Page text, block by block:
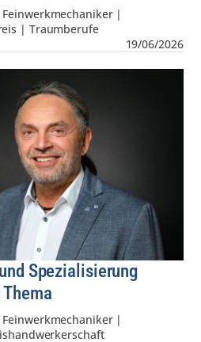
|
| Traumberufe
19/06/2026
Spezialisierung
|